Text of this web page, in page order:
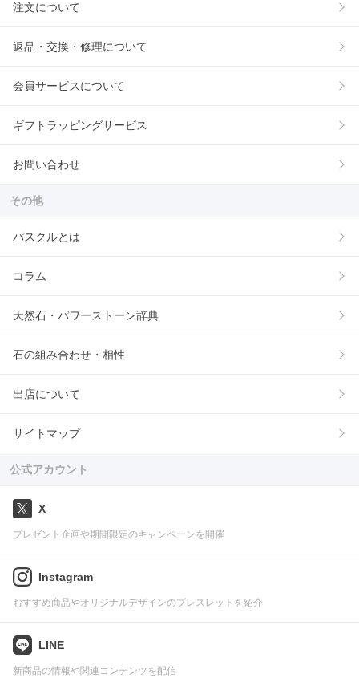
注文について
返品・交換・修理について
会員サービスについて
ギフトラッピングサービス
お問い合わせ
その他
パスクルとは
コラム
天然石・パワーストーン辞典
石の組み合わせ・相性
出店について
サイトマップ
公式アカウント
X
プレゼント企画や期間限定のキャンペーンを開催
Instagram
おすすめ商品やオリジナルデザインのブレスレットを紹介
LINE
新商品の情報や関連コンテンツを配信